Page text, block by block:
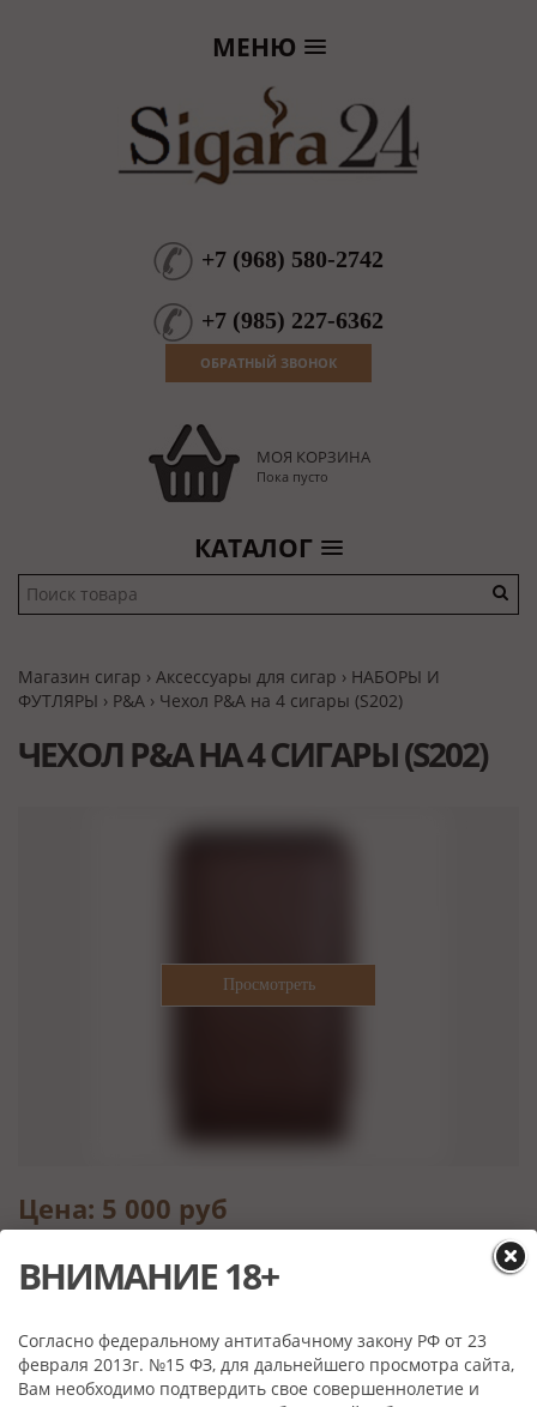
МЕНЮ
+7 (968) 580-2742
+7 (985) 227-6362
ОБРАТНЫЙ ЗВОНОК
МОЯ КОРЗИНА
Пока пусто
КАТАЛОГ
Магазин сигар › Аксессуары для сигар › НАБОРЫ И
ФУТЛЯРЫ › P&A › Чехол P&A на 4 сигары (S202)
ЧЕХОЛ P&A НА 4 СИГАРЫ (S202)
Цена: 5 000 руб
Коричневый
Артикул: S202-Cognac
Желтый
ВНИМАНИЕ 18+
Согласно федеральному антитабачному закону РФ от 23
февраля 2013г. №15 ФЗ, для дальнейшего просмотра сайта,
Вам необходимо подтвердить свое совершеннолетие и